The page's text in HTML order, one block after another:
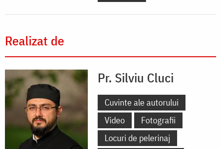
Realizat de
Pr. Silviu Cluci
Cuvinte ale autorului
Video
Fotografii
Locuri de pelerinaj